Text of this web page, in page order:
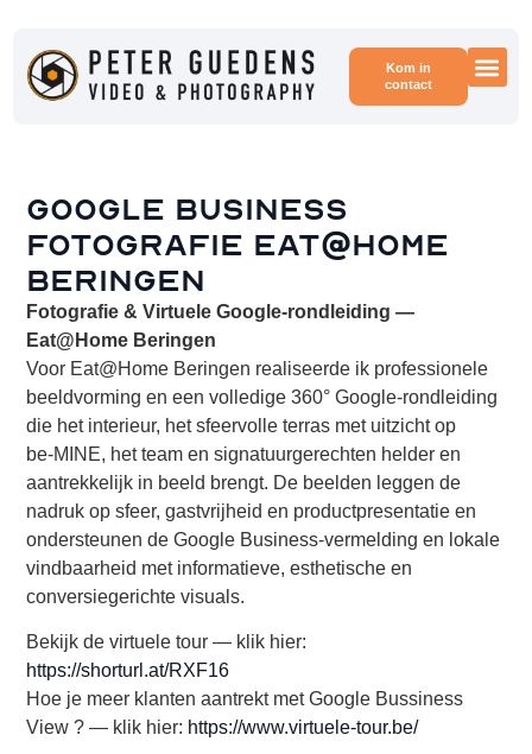
Kom in
contact
Google Business
fotografie Eat@Home
Beringen
Fotografie & Virtuele Google-rondleiding —
Eat@Home Beringen
Voor Eat@Home Beringen realiseerde ik professionele
beeldvorming en een volledige 360° Google-rondleiding
die het interieur, het sfeervolle terras met uitzicht op
be‑MINE, het team en signatuurgerechten helder en
aantrekkelijk in beeld brengt. De beelden leggen de
nadruk op sfeer, gastvrijheid en productpresentatie en
ondersteunen de Google Business‑vermelding en lokale
vindbaarheid met informatieve, esthetische en
conversiegerichte visuals.
Bekijk de virtuele tour — klik hier:
https://shorturl.at/RXF16
Hoe je meer klanten aantrekt met Google Bussiness
View ? — klik hier: https://www.virtuele-tour.be/